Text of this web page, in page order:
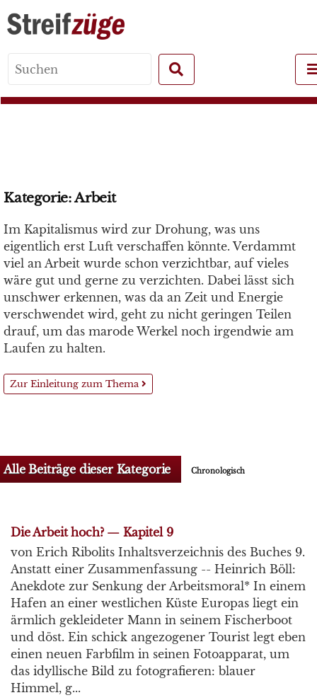
for:
Kategorie:Arbeit
Im Kapitalismus wird zur Drohung, was uns
eigentlich erst Luft verschaffen könnte. Verdammt
viel an Arbeit wurde schon verzichtbar, auf vieles
wäre gut und gerne zu verzichten. Dabei lässt sich
unschwer erkennen, was da an Zeit und Energie
verschwendet wird, geht zu nicht geringen Teilen
drauf, um das marode Werkel noch irgendwie am
Laufen zu halten.
Zur Einleitung zum Thema
Alle Beiträge dieser Kategorie Chronologisch
Die Arbeit hoch? — Kapitel 9
von Erich Ribolits Inhaltsverzeichnis des Buches 9.
Anstatt einer Zusammenfassung -- Heinrich Böll:
Anekdote zur Senkung der Arbeitsmoral* In einem
Hafen an einer westlichen Küste Europas liegt ein
ärmlich gekleideter Mann in seinem Fischerboot
und döst. Ein schick angezogener Tourist legt eben
einen neuen Farbfilm in seinen Fotoapparat, um
das idyllische Bild zu fotografieren: blauer
Himmel, g...